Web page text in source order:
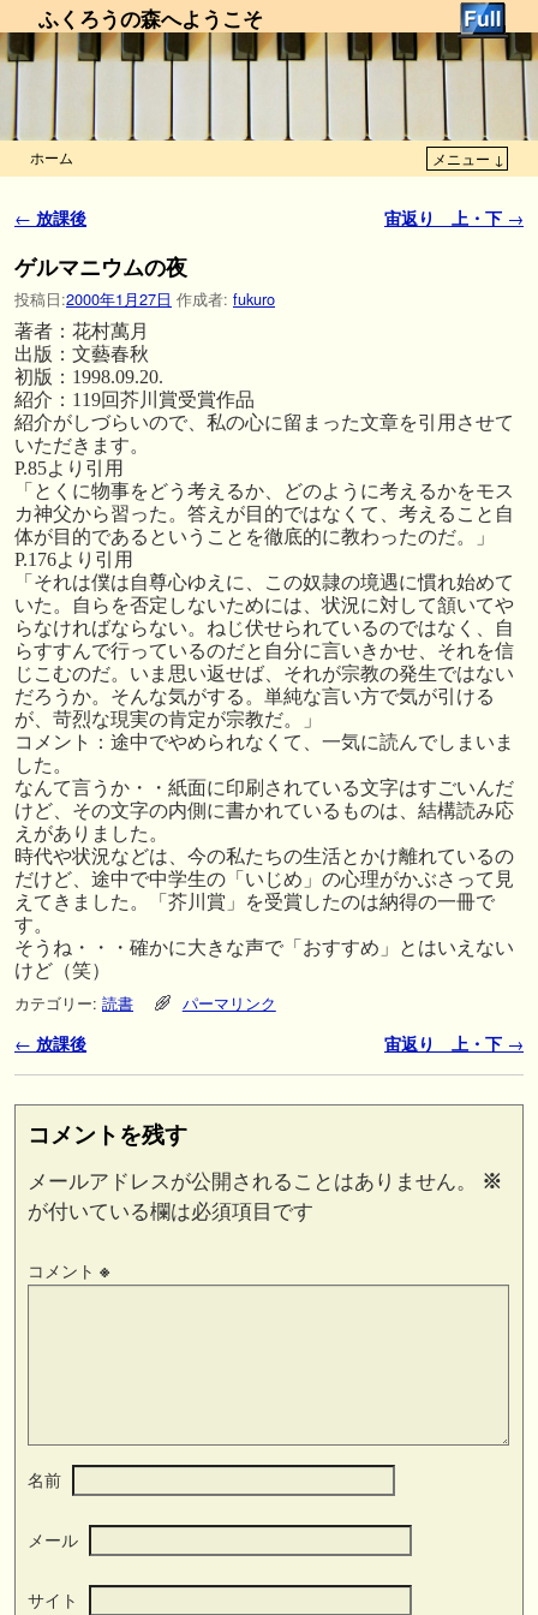
ふくろうの森へようこそ
ホーム メニュー ↓
投稿ナビゲーション
← 放課後 宙返り 上・下 →
ゲルマニウムの夜
投稿日:2000年1月27日 作成者: fukuro
著者：花村萬月
出版：文藝春秋
初版：1998.09.20.
紹介：119回芥川賞受賞作品
紹介がしづらいので、私の心に留まった文章を引用させて
いただきます。
P.85より引用
「とくに物事をどう考えるか、どのように考えるかをモス
カ神父から習った。答えが目的ではなくて、考えること自
体が目的であるということを徹底的に教わったのだ。」
P.176より引用
「それは僕は自尊心ゆえに、この奴隷の境遇に慣れ始めて
いた。自らを否定しないためには、状況に対して頷いてや
らなければならない。ねじ伏せられているのではなく、自
らすすんで行っているのだと自分に言いきかせ、それを信
じこむのだ。いま思い返せば、それが宗教の発生ではない
だろうか。そんな気がする。単純な言い方で気が引ける
が、苛烈な現実の肯定が宗教だ。」
コメント：途中でやめられなくて、一気に読んでしまいま
した。
なんて言うか・・紙面に印刷されている文字はすごいんだ
けど、その文字の内側に書かれているものは、結構読み応
えがありました。
時代や状況などは、今の私たちの生活とかけ離れているの
だけど、途中で中学生の「いじめ」の心理がかぶさって見
えてきました。「芥川賞」を受賞したのは納得の一冊で
す。
そうね・・・確かに大きな声で「おすすめ」とはいえない
けど（笑）
カテゴリー: 読書 パーマリンク
投稿ナビゲーション
← 放課後 宙返り 上・下 →
コメントを残す
メールアドレスが公開されることはありません。
※
が付いている欄は必須項目です
コメント ※
名前
メール
サイト